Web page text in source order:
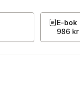
E-bok
986 kr